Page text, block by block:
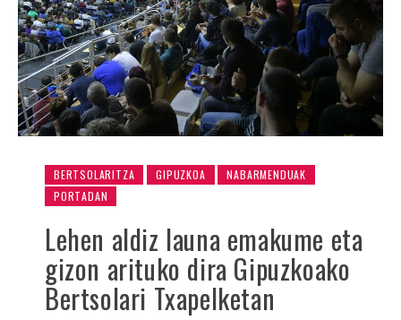
BERTSOLARITZA GIPUZKOA
NABARMENDUAK
PORTADAN
Lehen aldiz launa emakume eta
gizon arituko dira Gipuzkoako
Bertsolari Txapelketan